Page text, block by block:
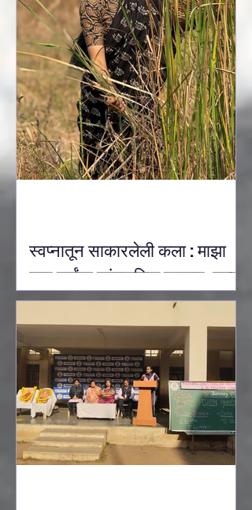
स्वप्नातून साकारलेली कला : माझा
पाच वर्षांचा सांस्कृतिक प्रवास: उल्का
देवऱुखकर